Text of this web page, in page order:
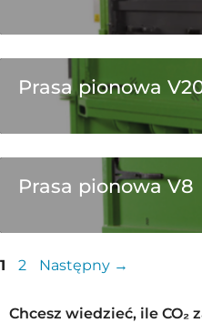
Prasa pionowa
Prasa pionowa V8
1 2 Następny →
Chcesz wiedzieć, ile CO₂